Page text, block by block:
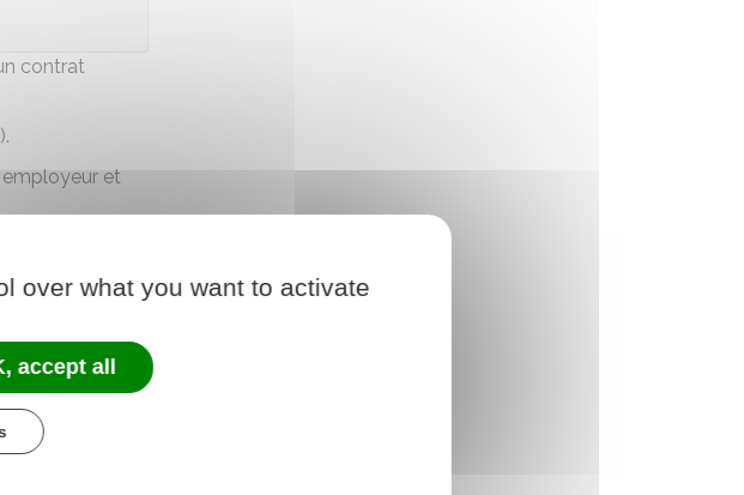
contrat
.
et
classique.
et obtenez le
de
over what you want to activate
accept all